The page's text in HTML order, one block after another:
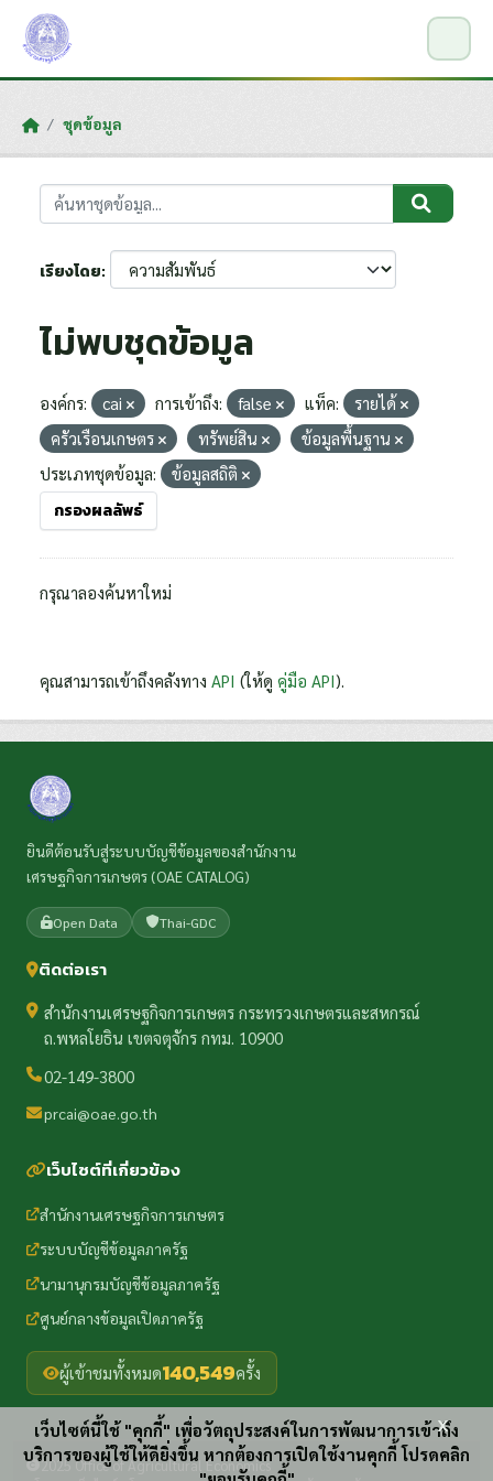
Skip to main content
ชุดข้อมูล
เรียงโดย
ไม่พบชุดข้อมูล
องค์กร: cai การเข้าถึง: false แท็ค:
รายได้
ครัวเรือนเกษตร
ทรัพย์สิน
ข้อมูลพื้นฐาน
ประเภทชุดข้อมูล:
ข้อมูลสถิติ
กรองผลลัพธ์
กรุณาลองค้นหาใหม่
คุณสามารถเข้าถึงคลังทาง API (ให้ดู คู่มือ API).
ยินดีต้อนรับสู่ระบบบัญชีข้อมูลของสำนักงาน
เศรษฐกิจการเกษตร (OAE CATALOG)
Open Data Thai-GDC
ติดต่อเรา
สำนักงานเศรษฐกิจการเกษตร กระทรวงเกษตรและสหกรณ์
ถ.พหลโยธิน เขตจตุจักร กทม. 10900
02-149-3800
prcai@oae.go.th
เว็บไซต์ที่เกี่ยวข้อง
สำนักงานเศรษฐกิจการเกษตร
ระบบบัญชีข้อมูลภาครัฐ
นามานุกรมบัญชีข้อมูลภาครัฐ
ศูนย์กลางข้อมูลเปิดภาครัฐ
ผู้เข้าชมทั้งหมด140,549ครั้ง
2025 Office of Agricultural Economics
เว็บไซต์นี้ใช้ "คุกกี้" เพื่อวัตถุประสงค์ในการพัฒนาการเข้าถึง
บริการของผู้ใช้ให้ดียิ่งขึ้น หากต้องการเปิดใช้งานคุกกี้ โปรดคลิก
x